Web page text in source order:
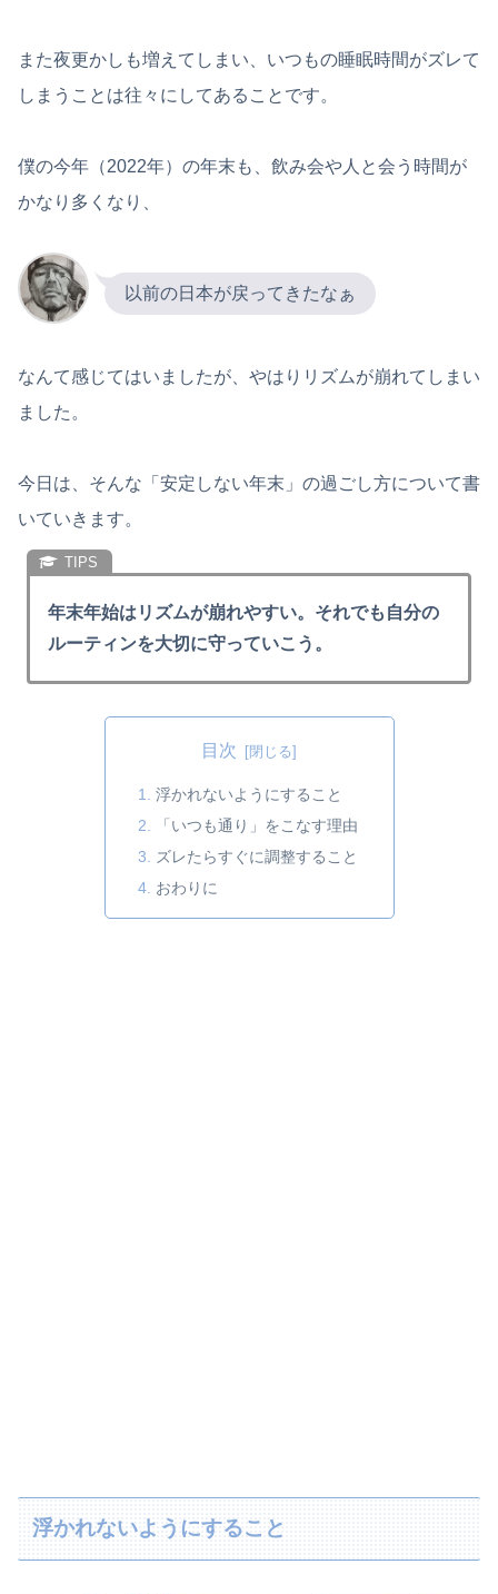
また夜更かしも増えてしまい、いつもの睡眠時間がズレて
しまうことは往々にしてあることです。
僕の今年（2022年）の年末も、飲み会や人と会う時間が
かなり多くなり、
以前の日本が戻ってきたなぁ
なんて感じてはいましたが、やはりリズムが崩れてしまい
ました。
今日は、そんな「安定しない年末」の過ごし方について書
いていきます。
年末年始はリズムが崩れやすい。それでも自分の
ルーティンを大切に守っていこう。
目次
浮かれないようにすること
「いつも通り」をこなす理由
ズレたらすぐに調整すること
おわりに
浮かれないようにすること